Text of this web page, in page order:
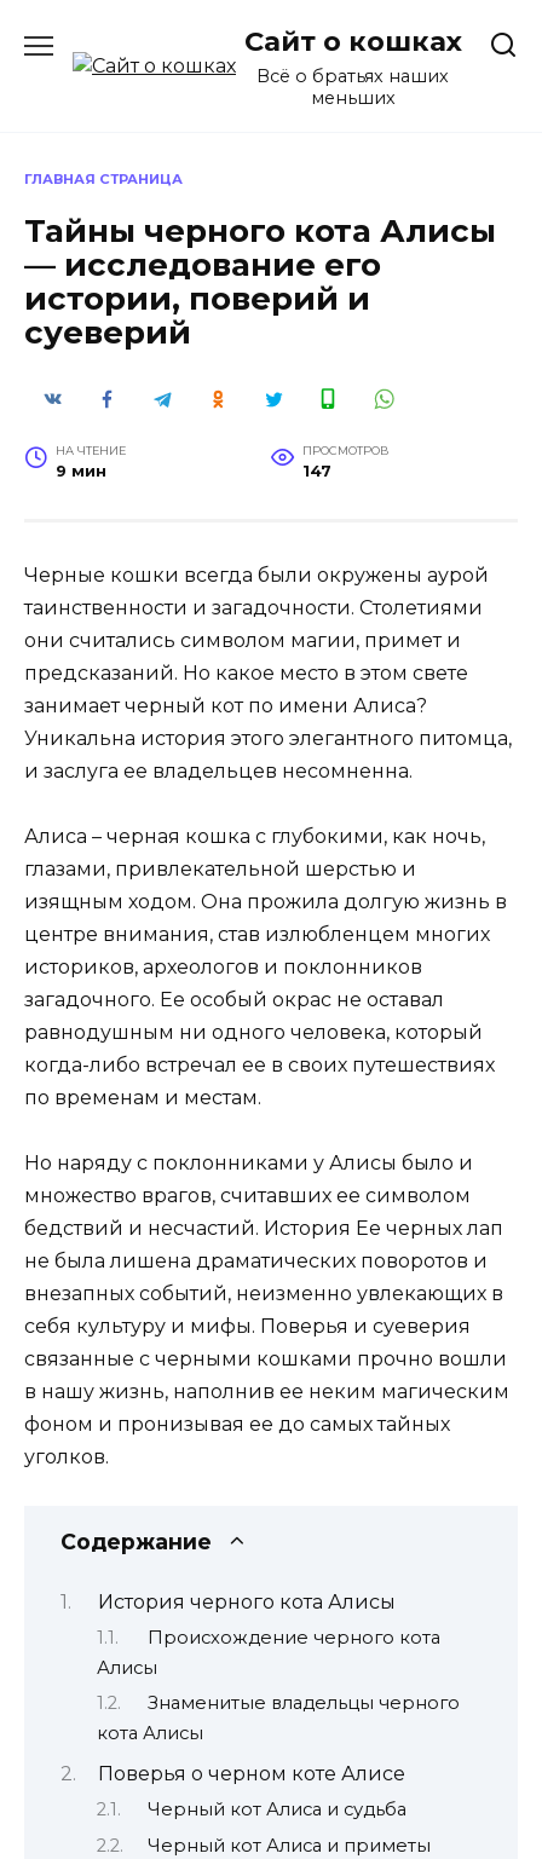
содержанию
Сайт о кошках
Всё о братьях наших
меньших
ГЛАВНАЯ СТРАНИЦА
Тайны черного кота Алисы
— исследование его
истории, поверий и
суеверий
НА ЧТЕНИЕ
9 мин
ПРОСМОТРОВ
147
Черные кошки всегда были окружены аурой
таинственности и загадочности. Столетиями
они считались символом магии, примет и
предсказаний. Но какое место в этом свете
занимает черный кот по имени Алиса?
Уникальна история этого элегантного питомца,
и заслуга ее владельцев несомненна.
Алиса – черная кошка с глубокими, как ночь,
глазами, привлекательной шерстью и
изящным ходом. Она прожила долгую жизнь в
центре внимания, став излюбленцем многих
историков, археологов и поклонников
загадочного. Ее особый окрас не оставал
равнодушным ни одного человека, который
когда-либо встречал ее в своих путешествиях
по временам и местам.
Но наряду с поклонниками у Алисы было и
множество врагов, считавших ее символом
бедствий и несчастий. История Ее черных лап
не была лишена драматических поворотов и
внезапных событий, неизменно увлекающих в
себя культуру и мифы. Поверья и суеверия
связанные с черными кошками прочно вошли
в нашу жизнь, наполнив ее неким магическим
фоном и пронизывая ее до самых тайных
уголков.
Содержание
История черного кота Алисы
Происхождение черного кота
Алисы
Знаменитые владельцы черного
кота Алисы
Поверья о черном коте Алисе
Черный кот Алиса и судьба
Черный кот Алиса и приметы